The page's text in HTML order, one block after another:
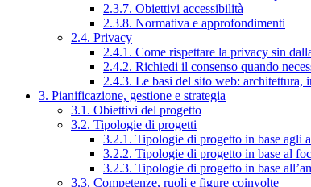
2.3.7. Obiettivi accessibilità
2.3.8. Normativa e approfondimenti
2.4. Privacy
2.4.1. Come rispettare la privacy sin
2.4.2. Richiedi il consenso quando
2.4.3. Le basi del sito web:
3. Pianificazione, gestione e strategia
3.1. Obiettivi del progetto
3.2. Tipologie di progetti
3.2.1. Tipologie di progetto in base agli
3.2.2. Tipologie di progetto in base al
3.2.3. Tipologie di progetto in base
3.3. Competenze, ruoli e figure coinvolte